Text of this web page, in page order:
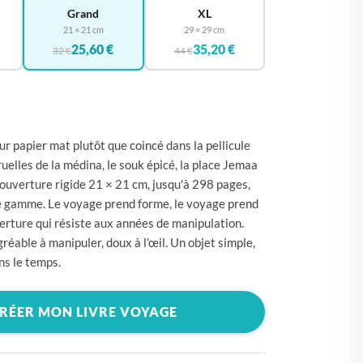
ALLEMAGNE
CHYPRE
ESPAGNE
ESTONIE
ÉTATS-UNIS
FINLANDE
FRANCE
IRLANDE
Grand
21 × 21 cm
32 €25,60 €
XL
29 × 29 cm
44 €35,20 €
papier mat plutôt que coincé dans la pellicule
de la médina, le souk épicé, la place Jemaa
rigide 21 × 21 cm, jusqu'à 298 pages,
Le voyage prend forme, le voyage prend
qui résiste aux années de manipulation.
à manipuler, doux à l'œil. Un objet simple,
le temps.
MON LIVRE VOYAGE